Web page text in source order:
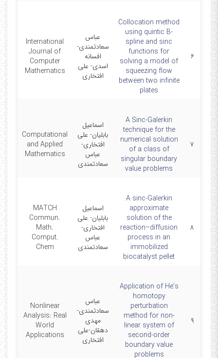
۶
Collocation method
using quintic B-
spline and sinc
functions for
solving a model of
squeezing flow
between two infinite
plates
عباس
سعادتمندی-
افسانه
اسدی- علی
افتخاری
International
Journal of
Computer
Mathematics
۷
A Sinc-Galerkin
technique for the
numerical solution
of a class of
singular boundary
value problems
اسماعیل
بابلیان- علی
افتخاری-
عباس
سعادتمندی
Computational
and Applied
Mathematics
۸
A sinc-Galerkin
approximate
solution of the
reaction–diffusion
process in an
immobilized
biocatalyst pellet
اسماعیل
بابلیان- علی
افتخاری-
عباس
سعادتمندی
MATCH
Commun.
Math.
Comput.
Chem
1
۹
Application of He’s
homotopy
perturbation
method for non-
linear system of
second-order
boundary value
problems
عباس
سعادتمندی-
مهدی
دهقان-علی
افتخاری
Nonlinear
Analysis: Real
World
Applications